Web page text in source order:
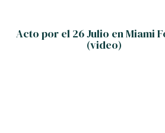
Acto por el 26 Julio en Miami
(video)